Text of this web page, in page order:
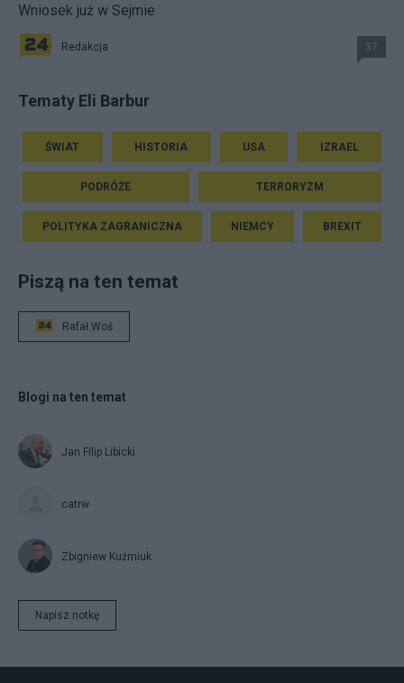
Wniosek już w Sejmie
Redakcja 37
Tematy Eli Barbur
ŚWIAT HISTORIA USA IZRAEL
PODRÓŻE TERRORYZM
POLITYKA ZAGRANICZNA NIEMCY BREXIT
Piszą na ten temat
Rafał Woś
Blogi na ten temat
Jan Filip Libicki
catrw
Zbigniew Kuźmiuk
Napisz notkę